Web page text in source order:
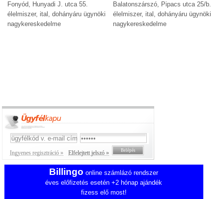
Fonyód, Hunyadi J. utca 55.
élelmiszer, ital, dohányáru ügynöki
nagykereskedelme
Balatonszárszó, Pipacs utca 25/b.
élelmiszer, ital, dohányáru ügynöki
nagykereskedelme
Ingyenes regisztráció » Elfelejtett jelszó »
Billingo online számlázó rendszer
éves előfizetés esetén +2 hónap ajándék
fizess elő most!